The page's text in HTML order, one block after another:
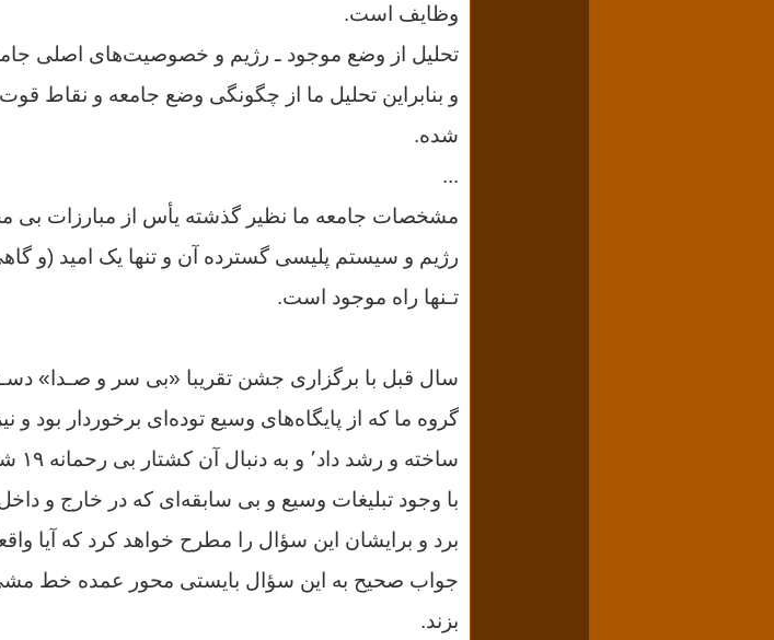
وظایف است.
تحلیل از وضع موجود ـ رژیم و خصوصیت‌های اصلی
و بنابراین تحلیل ما از چگونگی وضع جامعه و نقاط
شده.
...
رژیم و سیستم پلیسی گسترده آن و تنها یک امید (و
تـنها راه موجود است.
سال قبل با برگزاری جشن تقریبا «بی سر و صـدا»
گروه ما که از پایگاه‌های وسیع توده‌ای برخوردار بود و
ساخته و رشد داد٬ و به دنبال آن کشتار بی رحمانه ۱۹ شهید سیاهکل در آستانه عید و اخیرا ۴
با وجود تبلیغات وسیع و بی سابقه‌ای که در خارج و داخل شده بود٬ مردم را
برد و برایشان این سؤال را مطرح خواهد کرد که آیا
جواب صحیح به این سؤال بایستی محور عمده خط
بزند.